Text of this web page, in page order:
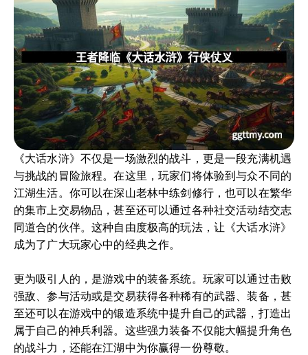
《大话水浒》不仅是一场激烈的战斗，更是一段充满机遇
与挑战的冒险旅程。在这里，玩家们将体验到与众不同的
江湖生活。你可以在深山老林中练剑修行，也可以在繁华
的集市上交易物品，甚至还可以通过各种社交活动结交志
同道合的伙伴。这种自由度极高的玩法，让《大话水浒》
成为了广大玩家心中的经典之作。
更为吸引人的，是游戏中的装备系统。玩家可以通过击败
强敌、参与活动或是交易获得各种稀有的武器、装备，甚
至还可以在游戏中的锻造系统中提升自己的武器，打造出
属于自己的神兵利器。这些强力装备不仅能大幅提升角色
的战斗力，还能在江湖中为你赢得一份尊敬。